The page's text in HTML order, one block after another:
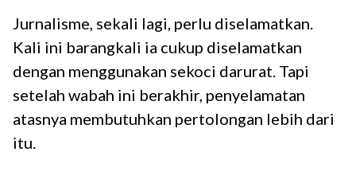
Jurnalisme, sekali lagi, perlu diselamatkan.
Kali ini barangkali ia cukup diselamatkan
dengan menggunakan sekoci darurat. Tapi
setelah wabah ini berakhir, penyelamatan
atasnya membutuhkan pertolongan lebih dari
itu.